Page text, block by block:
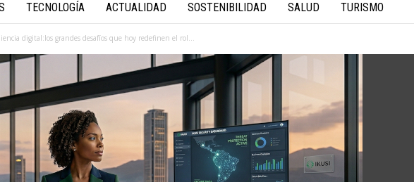
TECNOLOGÍA ACTUALIDAD SOSTENIBILIDAD SALUD TURISMO
digital:los grandes desafíos que hoy redefinen el rol...